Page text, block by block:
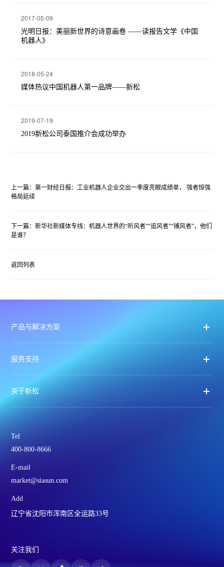
2017-05-09
光明日报：美丽新世界的诗意画卷 ——读报告文学《中国
机器人》
2018-05-24
媒体热议中国机器人第一品牌——新松
2019-07-19
2019新松公司泰国推介会成功举办
上一篇：第一财经日报：工业机器人企业交出一季度亮眼成绩单， 强者恒强
格局延续
下一篇：新华社新媒体专线：机器人世界的“听风者”“追风者”“捕风者”，他们
是谁？
返回列表
产品与解决方案
服务支持
关于新松
Tel
400-800-8666
E-mail
market@siasun.com
Add
辽宁省沈阳市浑南区全运路33号
关注我们